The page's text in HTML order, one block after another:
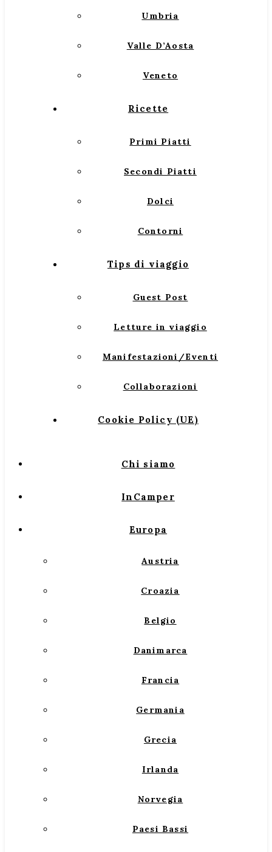
Umbria
Valle D’Aosta
Veneto
Ricette
Primi Piatti
Secondi Piatti
Dolci
Contorni
Tips di viaggio
Guest Post
Letture in viaggio
Manifestazioni/Eventi
Collaborazioni
Cookie Policy (UE)
Chi siamo
InCamper
Europa
Austria
Croazia
Belgio
Danimarca
Francia
Germania
Grecia
Irlanda
Norvegia
Paesi Bassi